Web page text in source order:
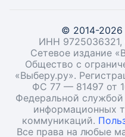
© 2014-
ИНН
Сетевое издание
Общество с
«Выберу.ру».
ФС 77 — 81497 от
Федеральной
информационных
коммуникаций.
Все права на любые